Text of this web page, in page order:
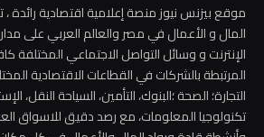
موقع بيزنس نيوز منصة إعلامية اقتصادية رائدة
المال و الأعمال في مصر والعالم العربي على
الإنترنت و وسائل التواصل الاجتماعي المختلفة كافة
المرتبطة بالشركات في القطاعات الاقتصادية
التجارة؛ الصحة ؛البنوك، التأمين، السياحة النقل،
تكنولوجيا المعلومات، مع رصد دقيق للاسواق